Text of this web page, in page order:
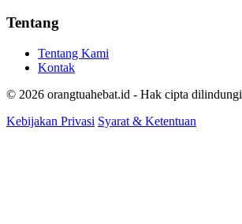
Tentang
Tentang Kami
Kontak
© 2026 orangtuahebat.id - Hak cipta dilindungi
Kebijakan Privasi Syarat & Ketentuan